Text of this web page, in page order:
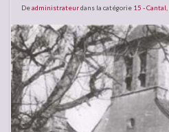
Deadministrateurdans la catégorie 15 - Cantal